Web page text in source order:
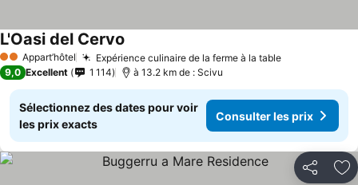
2 ÉtoilesAppart’hôtel Expérience culinaire de la ferme à la tableConsulter
L'Oasi del Cervo
9,0 Excellent 1 114 à 13.2 km de : Scivu
Sélectionnez des dates pour voir
les prix exacts
Consulter les prix
Partager